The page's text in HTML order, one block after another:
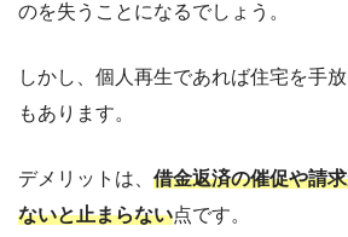
のを失うことになるでしょう。
しかし、個人再生であれば住宅を手
もあります。
デメリットは、 借金返済の催促や請
ないと止まらない点です。